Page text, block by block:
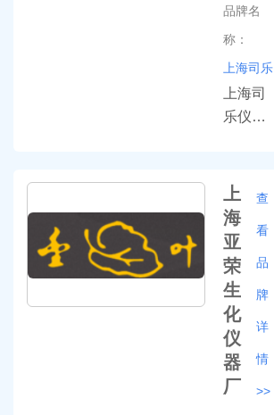
槽、旋
转式粘
度计、
水分测
定仪等
产、销
售及服
务的公
司
品牌名
称：
上海司乐
上海司
乐仪器
业生产
厂家,主
营磁力
搅拌器,
恒温磁
力搅拌
器,数显
恒温磁
力搅拌
器,大功
上
海
亚
荣
生
化
仪
器
厂
查
看
品
牌
详
情
>>